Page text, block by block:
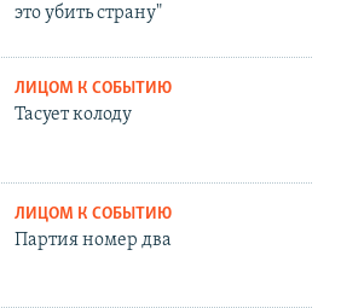
это убить страну"
ЛИЦОМ К СОБЫТИЮ
Тасует колоду
ЛИЦОМ К СОБЫТИЮ
Партия номер два